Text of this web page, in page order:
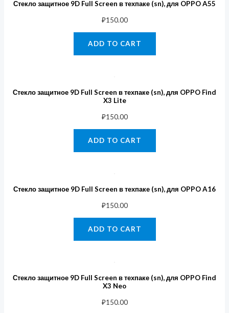
Стекло защитное 9D Full Screen в техпаке (sn), для OPPO A55
₽150.00
ADD TO CART
Стекло защитное 9D Full Screen в техпаке (sn), для OPPO Find
X3 Lite
₽150.00
ADD TO CART
Стекло защитное 9D Full Screen в техпаке (sn), для OPPO A16
₽150.00
ADD TO CART
Стекло защитное 9D Full Screen в техпаке (sn), для OPPO Find
X3 Neo
₽150.00